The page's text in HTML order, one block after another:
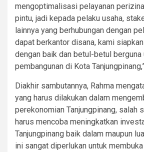
mengoptimalisasi pelayanan
pintu, jadi kepada pelaku usaha,
lainnya yang berhubungan dengan
dapat berkantor disana, kami
dengan baik dan betul-betul berguna
pembangunan di Kota
Diakhir sambutannya, Rahma
yang harus dilakukan dalam
perekonomian Tanjungpinang, salah
harus mencoba meningkatkan
Tanjungpinang baik dalam maupun
ini sangat diperlukan untuk